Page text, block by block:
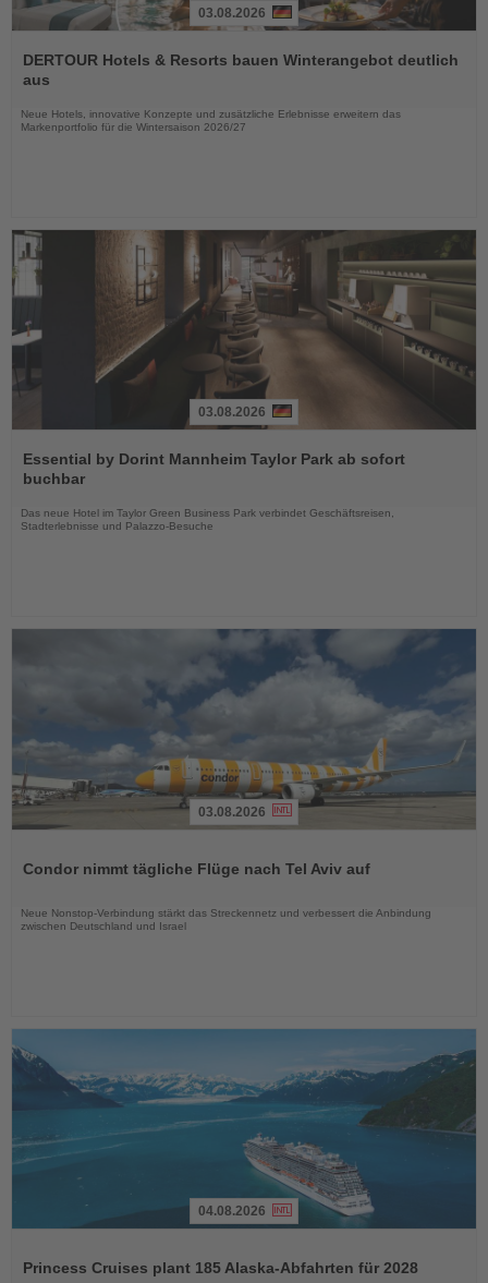
Sie
die
03.08.2026
DERTOUR Hotels & Resorts bauen Winterangebot deutlich
aus
Neue Hotels, innovative Konzepte und zusätzliche Erlebnisse erweitern das
Markenportfolio für die Wintersaison 2026/27
Sie
die
03.08.2026
Essential by Dorint Mannheim Taylor Park ab sofort
buchbar
Das neue Hotel im Taylor Green Business Park verbindet Geschäftsreisen,
Stadterlebnisse und Palazzo-Besuche
die
03.08.2026
Condor nimmt tägliche Flüge nach Tel Aviv auf
Neue Nonstop-Verbindung stärkt das Streckennetz und verbessert die Anbindung
zwischen Deutschland und Israel
die
04.08.2026
Princess Cruises plant 185 Alaska-Abfahrten für 2028